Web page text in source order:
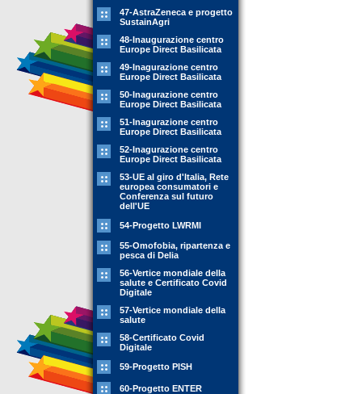
47-AstraZeneca e progetto
SustainAgri
48-Inaugurazione centro
Europe Direct Basilicata
49-Inagurazione centro
Europe Direct Basilicata
50-Inagurazione centro
Europe Direct Basilicata
51-Inagurazione centro
Europe Direct Basilicata
52-Inagurazione centro
Europe Direct Basilicata
53-UE al giro d'Italia, Rete
europea consumatori e
Conferenza sul futuro
dell'UE
54-Progetto LWRMI
55-Omofobia, ripartenza e
pesca di Delia
56-Vertice mondiale della
salute e Certificato Covid
Digitale
57-Vertice mondiale della
salute
58-Certificato Covid
Digitale
59-Progetto PISH
60-Progetto ENTER